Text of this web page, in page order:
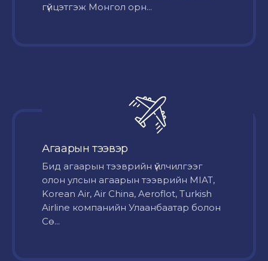
гүйцэтгэж Монгол орн...
Агаарын тээвэр
Бид агаарын тээврийн үйлчилгээг
олон улсын агаарын тээврийн MIAT,
Korean Air, Air China, Aeroflot, Turkish
Airline компанийн Улаанбаатар болон
Сө...